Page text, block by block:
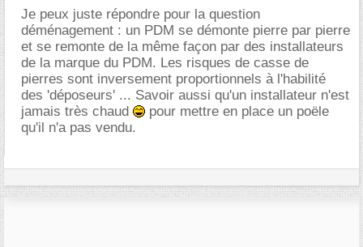
Je peux juste répondre pour la question
déménagement : un PDM se démonte pierre par pierre
et se remonte de la même façon par des installateurs
de la marque du PDM. Les risques de casse de
pierres sont inversement proportionnels à l'habilité
des 'déposeurs' ... Savoir aussi qu'un installateur n'est
jamais très chaud
pour mettre en place un poële
qu'il n'a pas vendu.